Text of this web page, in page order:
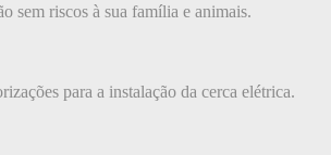
sem riscos à sua família e animais.
para a instalação da cerca elétrica.